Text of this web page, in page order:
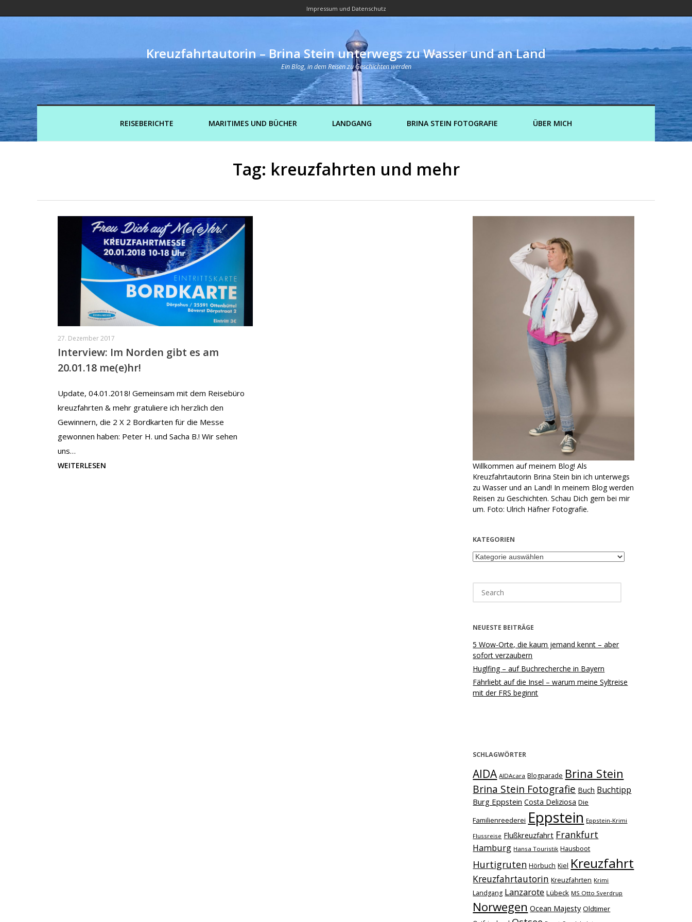
Impressum und Datenschutz
Kreuzfahrtautorin – Brina Stein unterwegs zu Wasser und an Land
Ein Blog, in dem Reisen zu Geschichten werden
REISEBERICHTE MARITIMES UND BÜCHER LANDGANG BRINA STEIN FOTOGRAFIE ÜBER MICH
Tag: kreuzfahrten und mehr
27. Dezember 2017
Interview: Im Norden gibt es am
20.01.18 me(e)hr!
Update, 04.01.2018! Gemeinsam mit dem Reisebüro
kreuzfahrten & mehr gratuliere ich herzlich den
Gewinnern, die 2 X 2 Bordkarten für die Messe
gewonnen haben: Peter H. und Sacha B.! Wir sehen
uns…
WEITERLESEN
Willkommen auf meinem Blog! Als
Kreuzfahrtautorin Brina Stein bin ich unterwegs
zu Wasser und an Land! In meinem Blog werden
Reisen zu Geschichten. Schau Dich gern bei mir
um. Foto: Ulrich Häfner Fotografie.
KATEGORIEN
Kategorien
for:
NEUESTE BEITRÄGE
5 Wow-Orte, die kaum jemand kennt – aber
sofort verzaubern
Huglfing – auf Buchrecherche in Bayern
Fährliebt auf die Insel – warum meine Syltreise
mit der FRS beginnt
SCHLAGWÖRTER
AIDA AIDAcara Blogparade Brina Stein
Brina Stein Fotografie Buch Buchtipp
Burg Eppstein Costa Deliziosa Die
Familienreederei Eppstein Eppstein-Krimi
Flussreise Flußkreuzfahrt Frankfurt
Hamburg Hansa Touristik Hausboot
Hurtigruten Hörbuch Kiel Kreuzfahrt
Kreuzfahrtautorin Kreuzfahrten Krimi
Landgang Lanzarote Lübeck MS Otto Sverdrup
Norwegen Ocean Majesty Oldtimer